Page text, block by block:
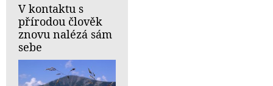
V kontaktu s
přírodou člověk
znovu nalézá sám
sebe